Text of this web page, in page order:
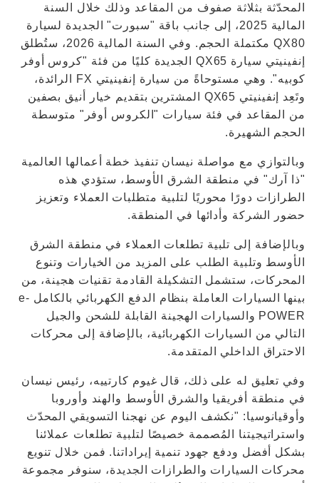
المحدّثة بثلاثة صفوف من المقاعد وذلك خلال السنة
المالية 2025، إلى جانب باقة "سبورت" الجديدة لسيارة
QX80 مكتملة الحجم. وفي السنة المالية 2026، ستُطلق
إنفينيتي سيارة QX65 الجديدة كليًا من فئة "كروس أوفر
كوبيه". وهي مستوحاةً من سيارة إنفينيتي FX الرائدة،
وتَعِد إنفينيتي QX65 المشترين بتقديم خيار أنيق بصفين
من المقاعد في فئة سيارات "الكروس أوفر" متوسطة
الحجم الشهيرة.
وبالتوازي مع مواصلة نيسان تنفيذ خطة أعمالها العالمية
"ذا آرك" في منطقة الشرق الأوسط، ستؤدي هذه
الطرازات دورًا محوريًا لتلبية متطلبات العملاء وتعزيز
حضور الشركة وأدائها في المنطقة.
وبالإضافة إلى تلبية تطلعات العملاء في منطقة الشرق
الأوسط وتلبية الطلب على المزيد من الخيارات وتنوع
المحركات، ستشمل التشكيلة القادمة تقنيات هجينة، من
بينها السيارات العاملة بنظام الدفع الكهربائي بالكامل e-
POWER والسيارات الهجينة القابلة للشحن والجيل
التالي من السيارات الكهربائية، بالإضافة إلى محركات
الاحتراق الداخلي المتقدمة.
وفي تعليق له على ذلك، قال غيوم كارتييه، رئيس نيسان
في منطقة أفريقيا والشرق الأوسط والهند وأوروبا
وأوقيانوسيا: "نكشف اليوم عن نهجنا التسويقي المحدّث
واستراتيجيتنا المُصممة خصيصًا لتلبية تطلعات عملائنا
بشكل أفضل ودفع جهود تنمية إيراداتنا. فمن خلال تنويع
محركات السيارات والطرازات الجديدة، سنوفر مجموعة